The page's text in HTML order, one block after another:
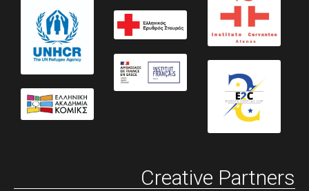
Creative Partners